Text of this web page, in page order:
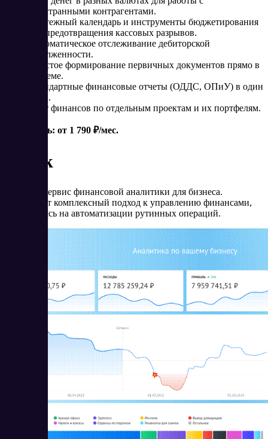
иностранными контрагентами.
Платежный календарь и инструменты бюджетирования
для предотвращения кассовых разрывов.
Автоматическое отслеживание дебиторской
задолженности.
Простое формирование первичных документов прямо в
системе.
Стандартные финансовые отчеты (ОДДС, ОПиУ) в один
клик.
Учет финансов по отдельным проектам и их портфелям.
Стоимость: от 1 790 ₽/мес.
Adesk
Adesk — сервис финансовой аналитики для бизнеса.
Предлагает комплексный подход к управлению финансами,
фокусируясь на автоматизации рутинных операций.